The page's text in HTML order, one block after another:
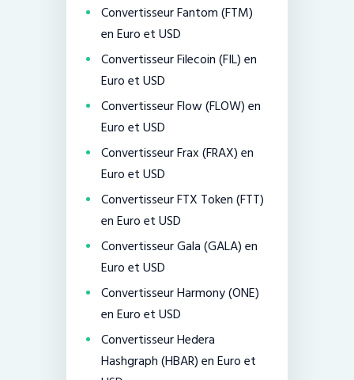
Convertisseur Fantom (FTM)
en Euro et USD
Convertisseur Filecoin (FIL) en
Euro et USD
Convertisseur Flow (FLOW) en
Euro et USD
Convertisseur Frax (FRAX) en
Euro et USD
Convertisseur FTX Token (FTT)
en Euro et USD
Convertisseur Gala (GALA) en
Euro et USD
Convertisseur Harmony (ONE)
en Euro et USD
Convertisseur Hedera
Hashgraph (HBAR) en Euro et